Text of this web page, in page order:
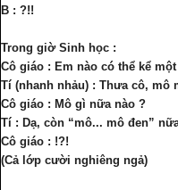
B : ?!!
Trong giờ Sinh học :
Cô giáo : Em nào có thể kể
Tí (nhanh nhảu) : Thưa cô, mô
Cô giáo : Mô gì nữa nào ?
Tí : Dạ, còn “mô... mô đen”
Cô giáo : !?!
(Cả lớp cười nghiêng ngả)